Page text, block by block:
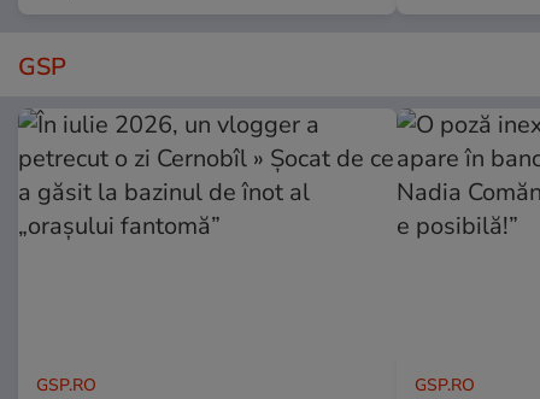
GSP
GSP.RO GSP.RO